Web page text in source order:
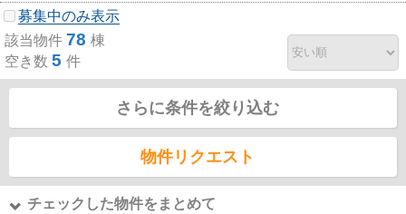
募集中のみ表示
該当物件 78 棟
空き数 5 件
さらに条件を絞り込む
物件リクエスト
チェックした物件をまとめて